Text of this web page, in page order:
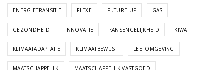
ENERGIETRANSITIE FLEXE FUTURE UP GAS
GEZONDHEID INNOVATIE KANSENGELIJKHEID KIWA
KLIMAATADAPTATIE KLIMAATBEWUST LEEFOMGEVING
MAATSCHAPPELIJK MAATSCHAPPELIJK VASTGOED